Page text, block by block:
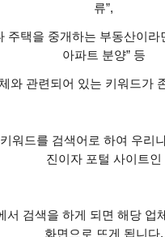
류”,
주택을 중개하는 부동산이라
아파트 분양” 등
와 관련되어 있는 키워드가
워드를 검색어로 하여 우리
진이자 포털 사이트인
서 검색을 하게 되면 해당 업
화면으로 뜨게 됩니다.